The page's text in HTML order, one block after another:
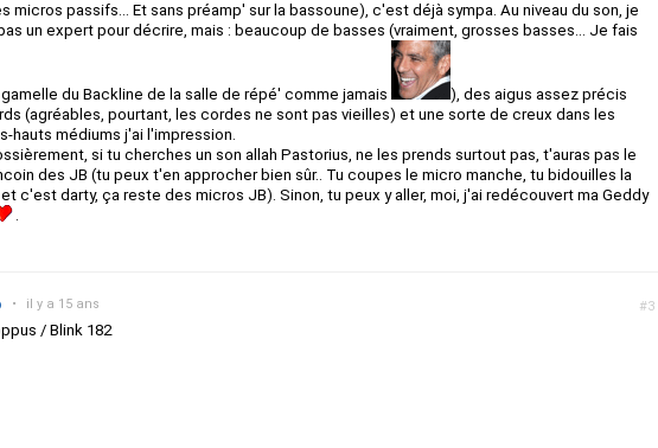
micros passifs... Et sans préamp' sur la bassoune), c'est déjà sympa. Au niveau du son, je
un expert pour décrire, mais : beaucoup de basses (vraiment, grosses basses... Je fais
du Backline de la salle de répé' comme jamais
), des aigus assez précis
(agréables, pourtant, les cordes ne sont pas vieilles) et une sorte de creux dans les
hauts médiums j'ai l'impression.
si tu cherches un son allah Pastorius, ne les prends surtout pas, t'auras pas le
des JB (tu peux t'en approcher bien sûr.. Tu coupes le micro manche, tu bidouilles la
c'est darty, ça reste des micros JB). Sinon, tu peux y aller, moi, j'ai redécouvert ma Geddy
.
#3
• il y a 15 ans
/ Blink 182